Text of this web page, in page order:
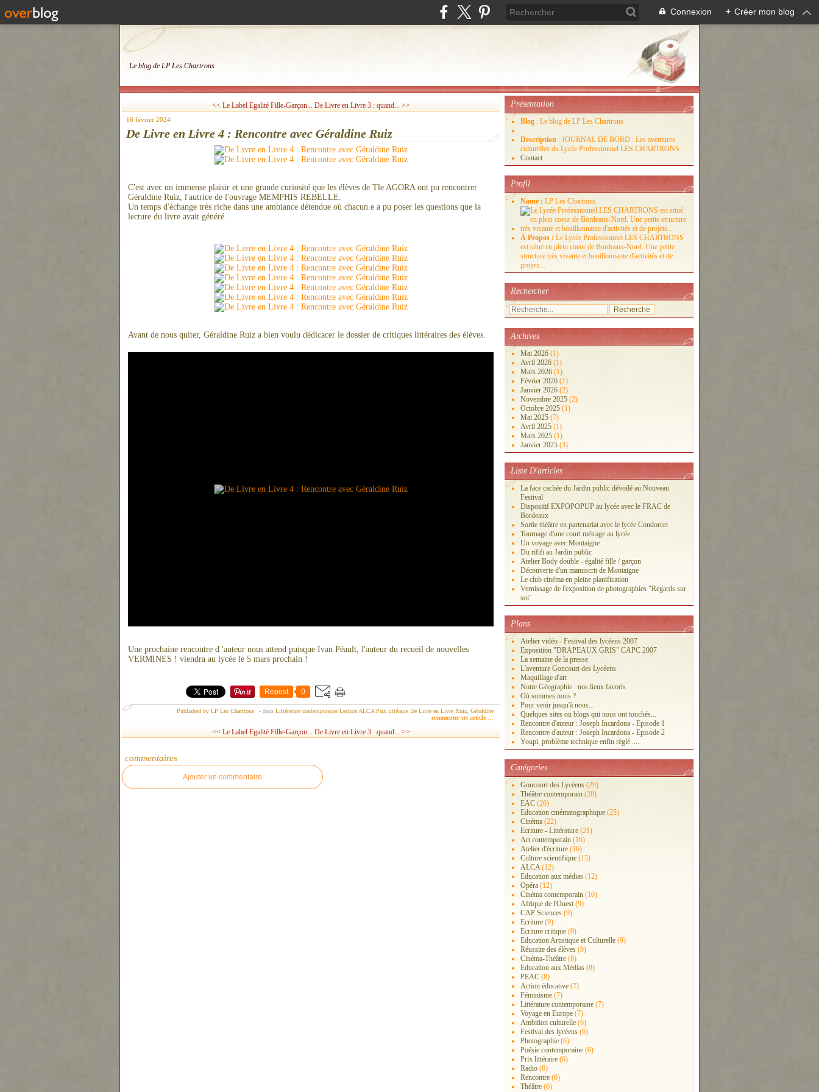
Connexion + Créer mon blog
Le blog de LP Les Chartrons
<< Le Label Egalité Fille-Garçon... De Livre en Livre 3 : quand... >>
16 février 2024
De Livre en Livre 4 : Rencontre avec Géraldine Ruiz
C'est avec un immense plaisir et une grande curiosité que les élèves de Tle AGORA ont pu rencontrer
Géraldine Ruiz, l'autrice de l'ouvrage MEMPHIS REBELLE.
Un temps d'échange très riche dans une ambiance détendue où chacun.e a pu poser les questions que la
lecture du livre avait généré.
Avant de nous quiter, Géraldine Ruiz a bien voulu dédicacer le dossier de critiques littéraires des élèves.
Une prochaine rencontre d 'auteur nous attend puisque Ivan Péault, l'auteur du recueil de nouvelles
VERMINES ! viendra au lycée le 5 mars prochain !
Repost 0
Published by LP Les Chartrons - dans Littérature contemporaine Lecture ALCA Prix littéraire De Livre en Livre Ruiz, Géraldine
commenter cet article
<< Le Label Egalité Fille-Garçon... De Livre en Livre 3 : quand... >>
commentaires
Ajouter un commentaire
Présentation
Blog : Le blog de LP Les Chartrons
Description : JOURNAL DE BORD : Les aventures
culturelles du Lycée Professionnel LES CHARTRONS
Contact
Profil
Name : LP Les Chartrons
À Propos : Le Lycée Professionnel LES CHARTRONS
est situé en plein coeur de Bordeaux-Nord. Une petite
structure très vivante et bouillonnante d'activités et de
projets...
Rechercher
Archives
Mai 2026 (1)
Avril 2026 (1)
Mars 2026 (1)
Février 2026 (1)
Janvier 2026 (2)
Novembre 2025 (2)
Octobre 2025 (1)
Mai 2025 (7)
Avril 2025 (1)
Mars 2025 (1)
Janvier 2025 (3)
Liste D'articles
La face cachée du Jardin public dévoilé au Nouveau
Festival
Dispositif EXPOPOPUP au lycée avec le FRAC de
Bordeaux
Sortie théâtre en partenariat avec le lycée Condorcet
Tournage d'une court métrage au lycée
Un voyage avec Montaigne
Du rififi au Jardin public
Atelier Body double - égalité fille / garçon
Découverte d'un manuscrit de Montaigne
Le club cinéma en pleine planification
Vernissage de l'exposition de photographies "Regards sur
soi"
Plans
Atelier vidéo - Festival des lycéens 2007
Exposition "DRAPEAUX GRIS" CAPC 2007
La semaine de la presse
L'aventure Goncourt des Lycéens
Maquillage d'art
Notre Géographie : nos lieux favoris
Où sommes nous ?
Pour venir jusqu'à nous...
Quelques sites ou blogs qui nous ont touchés...
Rencontre d'auteur : Joseph Incardona - Episode 1
Rencontre d'auteur : Joseph Incardona - Episode 2
Youpi, problème technique enfin réglé ....
Catégories
Goncourt des Lycéens (29)
Théâtre contemporain (28)
EAC (26)
Education cinématographique (25)
Cinéma (22)
Ecriture - Littérature (21)
Art contemporain (16)
Atelier d'écriture (16)
Culture scientifique (15)
ALCA(12)
Education aux médias (12)
Opéra (12)
Cinéma contemporain (10)
Afrique de l'Ouest (9)
CAP Sciences (9)
Ecriture (9)
Ecriture critique (9)
Education Artistique et Culturelle (9)
Réussite des élèves (9)
Cinéma-Théâtre (8)
Education aux Médias (8)
PEAC (8)
Action éducative (7)
Féminisme (7)
Littérature contemporaine (7)
Voyage en Europe (7)
Ambition culturelle (6)
Festival des lycéens (6)
Photographie (6)
Poésie contemporaine (6)
Prix littéraire (6)
Radio (6)
Rencontre (6)
Théâtre (6)